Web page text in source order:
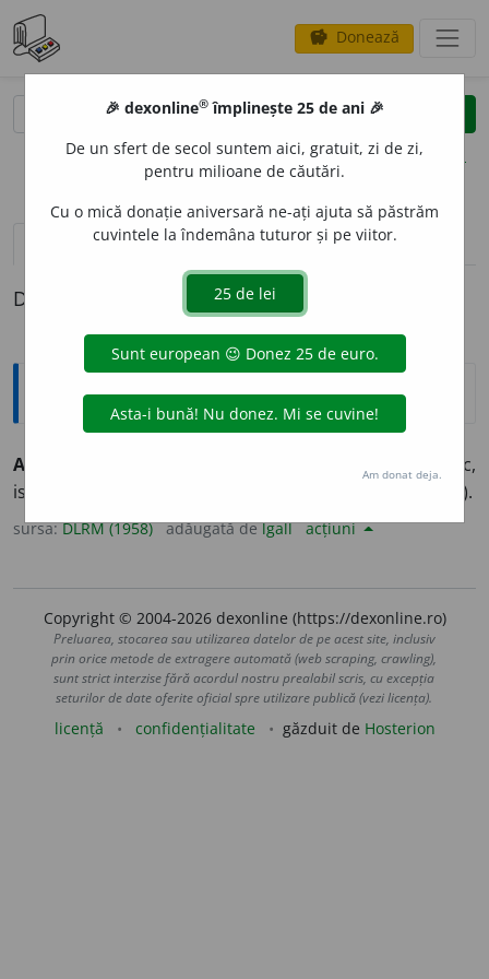
savings Donează
clear
opțiuni
definiții (1) pronunțievolume_up (50)
Definiția cu ID-ul 521933:
Explicative DEX
AB
(Adesea adverbial) Îndemînatic,
iscusit, priceput. ♦ Șmecher. –
).
sursa:DLRM (1958) adăugată delgall acțiuni
Copyright © 2004-2026 dexonline (https://dexonline.ro)
Preluarea, stocarea sau utilizarea datelor de pe acest site, inclusiv
prin orice metode de extragere automată (web scraping, crawling),
sunt strict interzise fără acordul nostru prealabil scris, cu excepția
seturilor de date oferite oficial spre utilizare publică (vezi licența).
licență confidențialitate găzduit de Hosterion
🎉 dexonline® împlinește 25 de ani 🎉
De un sfert de secol suntem aici, gratuit, zi de zi,
pentru milioane de căutări.
Cu o mică donație aniversară ne-ați ajuta să păstrăm
cuvintele la îndemâna tuturor și pe viitor.
Am donat deja.